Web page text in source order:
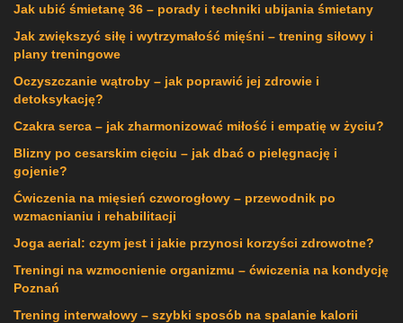
Jak ubić śmietanę 36 – porady i techniki ubijania śmietany
Jak zwiększyć siłę i wytrzymałość mięśni – trening siłowy i
plany treningowe
Oczyszczanie wątroby – jak poprawić jej zdrowie i
detoksykację?
Czakra serca – jak zharmonizować miłość i empatię w życiu?
Blizny po cesarskim cięciu – jak dbać o pielęgnację i
gojenie?
Ćwiczenia na mięsień czworogłowy – przewodnik po
wzmacnianiu i rehabilitacji
Joga aerial: czym jest i jakie przynosi korzyści zdrowotne?
Treningi na wzmocnienie organizmu – ćwiczenia na kondycję
Poznań
Trening interwałowy – szybki sposób na spalanie kalorii